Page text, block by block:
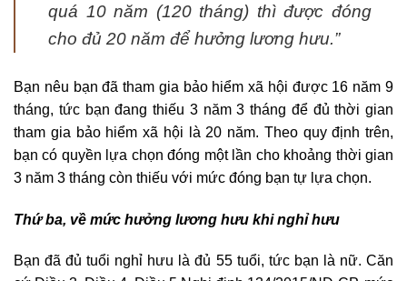
quá 10 năm (120 tháng) thì được đóng
cho đủ 20 năm để hưởng lương hưu.”
Bạn nêu bạn đã tham gia bảo hiểm xã hội được 16 năm 9
tháng, tức bạn đang thiếu 3 năm 3 tháng để đủ thời gian
tham gia bảo hiểm xã hội là 20 năm. Theo quy định trên,
bạn có quyền lựa chọn đóng một lần cho khoảng thời gian
3 năm 3 tháng còn thiếu với mức đóng bạn tự lựa chọn.
Thứ ba, về mức hưởng lương hưu khi nghỉ hưu
Bạn đã đủ tuổi nghỉ hưu là đủ 55 tuổi, tức bạn là nữ. Căn